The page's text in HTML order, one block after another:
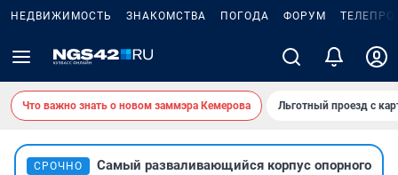
НЕДВИЖИМОСТЬ ЗНАКОМСТВА ПОГОДА ФОРУМ
Что важно знать о новом заммэра Кемерова Льготный проезд с
СРОЧНО
Самый разваливающийся корпус опорного